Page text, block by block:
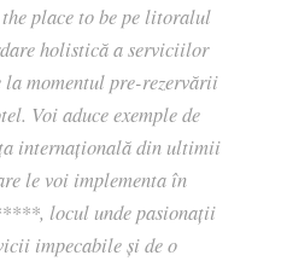
the place to bepe litoralul
holistică a serviciilor
momentul pre-rezervării
Voi aduce exemple de
internațională din ultimii
le voi implementa în
locul unde pasionații
impecabile și de o